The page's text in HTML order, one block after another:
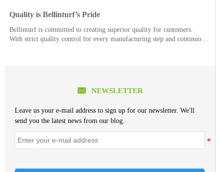
Quality is Bellinturf’s Pride
Bellinturf is committed to creating superior quality for customers.
With strict quality control for every manufacturing step and continuous
 NEWSLETTER
Leave us your e-mail address to sign up for our newsletter. We'll
send you the latest news from our blog.